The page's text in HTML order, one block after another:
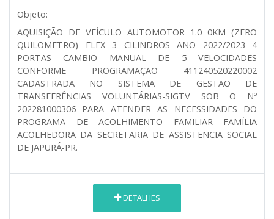
Objeto:
AQUISIÇÃO DE VEÍCULO AUTOMOTOR 1.0 0KM (ZERO
QUILOMETRO) FLEX 3 CILINDROS ANO 2022/2023 4
PORTAS CAMBIO MANUAL DE 5 VELOCIDADES
CONFORME PROGRAMAÇÃO 411240520220002
CADASTRADA NO SISTEMA DE GESTÃO DE
TRANSFERÊNCIAS VOLUNTÁRIAS-SIGTV SOB O Nº
202281000306 PARA ATENDER AS NECESSIDADES DO
PROGRAMA DE ACOLHIMENTO FAMILIAR FAMÍLIA
ACOLHEDORA DA SECRETARIA DE ASSISTENCIA SOCIAL
DE JAPURÁ-PR.
DETALHES